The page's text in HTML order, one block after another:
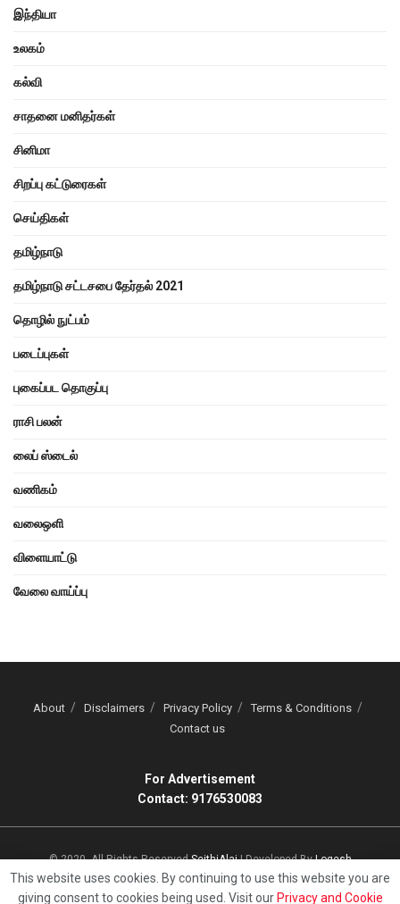
இந்தியா
உலகம்
கல்வி
சாதனை மனிதர்கள்
சினிமா
சிறப்பு கட்டுரைகள்
செய்திகள்
தமிழ்நாடு
தமிழ்நாடு சட்டசபை தேர்தல் 2021
தொழில் நுட்பம்
படைப்புகள்
புகைப்பட தொகுப்பு
ராசி பலன்
லைப் ஸ்டைல்
வணிகம்
வலைஒளி
விளையாட்டு
வேலை வாய்ப்பு
About Disclaimers Privacy Policy
Terms & Conditions
Contact us
For Advertisement
Contact: 9176530083
© 2020, All Rights ReservedSeithiAlai| Developed ByLogesh
This website uses cookies. By continuing to use this website you are
giving consent to cookies being used. Visit our Privacy and Cookie